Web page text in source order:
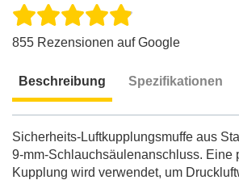
855 Rezensionen auf Google
Beschreibung Spezifikationen
Sicherheits-Luftkupplungsmuffe aus
9-mm-Schlauchsäulenanschluss. Eine
Kupplung wird verwendet, um